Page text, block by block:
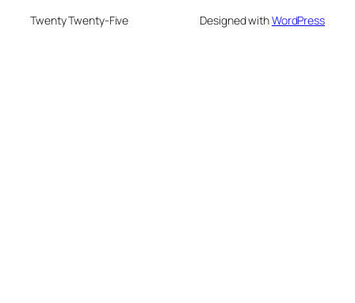
Twenty Twenty-Five Designed withWordPress